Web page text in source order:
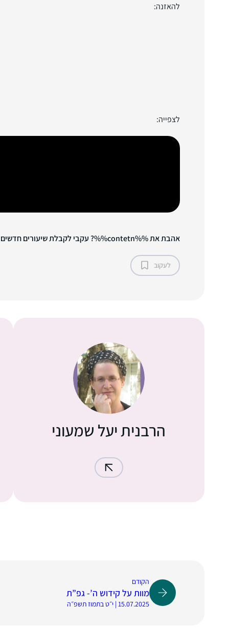
להאזנה:
לצפייה:
אהבת את %%contetn%%? עקבי לקבלת שיעורים חדשים!
לעקוב
הרבנית יעל שמעוני
הקודם
מוות על קידוש ה’- גפ”ת
15.07.2025 | י״ט בתמוז תשפ״ה